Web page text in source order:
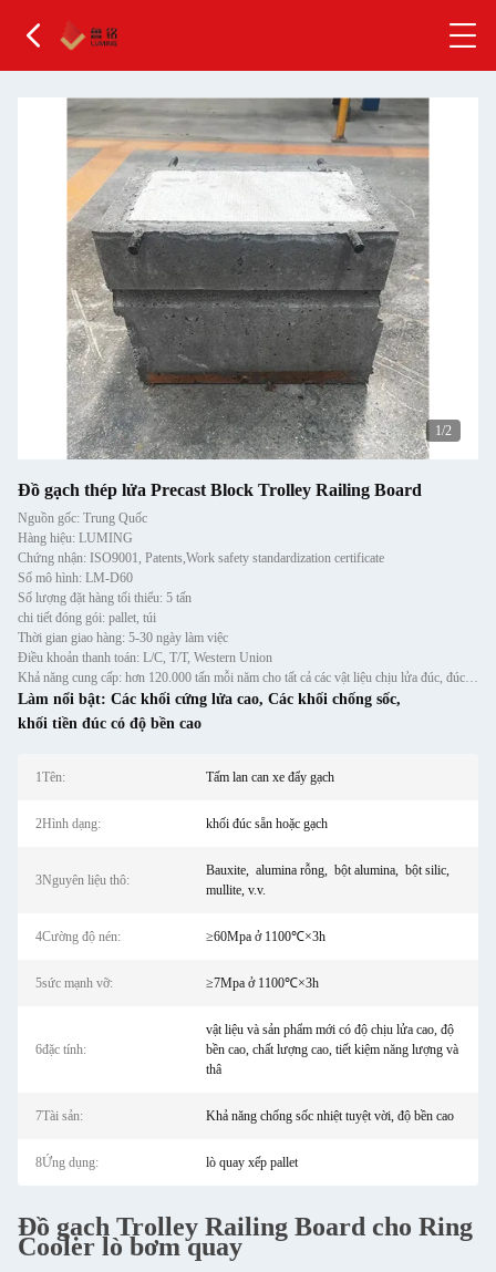
2/2
Đồ gạch thép lửa Precast Block Trolley Railing Board
Nguồn gốc: Trung Quốc
Hàng hiệu: LUMING
Chứng nhận: ISO9001, Patents,Work safety standardization certificate
Số mô hình: LM-D60
Số lượng đặt hàng tối thiểu: 5 tấn
chi tiết đóng gói: pallet, túi
Thời gian giao hàng: 5-30 ngày làm việc
Điều khoản thanh toán: L/C, T/T, Western Union
Khả năng cung cấp: hơn 120.000 tấn mỗi năm cho tất cả các vật liệu chịu lửa đúc, đúc sẵn và gạch
Làm nổi bật: Các khối cứng lửa cao, Các khối chống sốc,
khối tiền đúc có độ bền cao
1Tên: Tấm lan can xe đẩy gạch
2Hình dạng: khối đúc sẵn hoặc gạch
3Nguyên liệu thô:
Bauxite, ‌ alumina rỗng, ‌ bột alumina, ‌ bột silic,
mullite, v.v.
4Cường độ nén: ≥60Mpa ở 1100℃×3h
5sức mạnh vỡ: ≥7Mpa ở 1100℃×3h
6đặc tính:
vật liệu và sản phẩm mới có độ chịu lửa cao, độ
bền cao, chất lượng cao, tiết kiệm năng lượng và
thâ
7Tài sản: Khả năng chống sốc nhiệt tuyệt vời, độ bền cao
8Ứng dụng: lò quay xếp pallet
Đồ gạch Trolley Railing Board cho Ring
Cooler lò bơm quay